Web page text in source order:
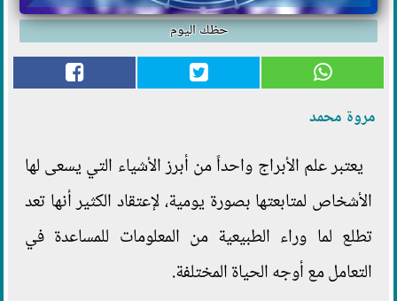
حظك اليوم
مروة محمد
يعتبر علم الأبراج واحداً من أبرز الأشياء التي يسعى لها
الأشخاص لمتابعتها بصورة يومية، لإعتقاد الكثير أنها تعد
تطلع لما وراء الطبيعية من المعلومات للمساعدة في
التعامل مع أوجه الحياة المختلفة.